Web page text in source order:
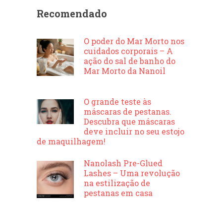
Recomendado
O poder do Mar Morto nos
cuidados corporais – A
ação do sal de banho do
Mar Morto da Nanoil
O grande teste às
máscaras de pestanas.
Descubra que máscaras
deve incluir no seu estojo
de maquilhagem!
Nanolash Pre-Glued
Lashes – Uma revolução
na estilização de
pestanas em casa